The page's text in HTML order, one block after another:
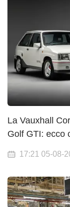
La Vauxhall
Golf GTI: ecco
17:21 05-08-